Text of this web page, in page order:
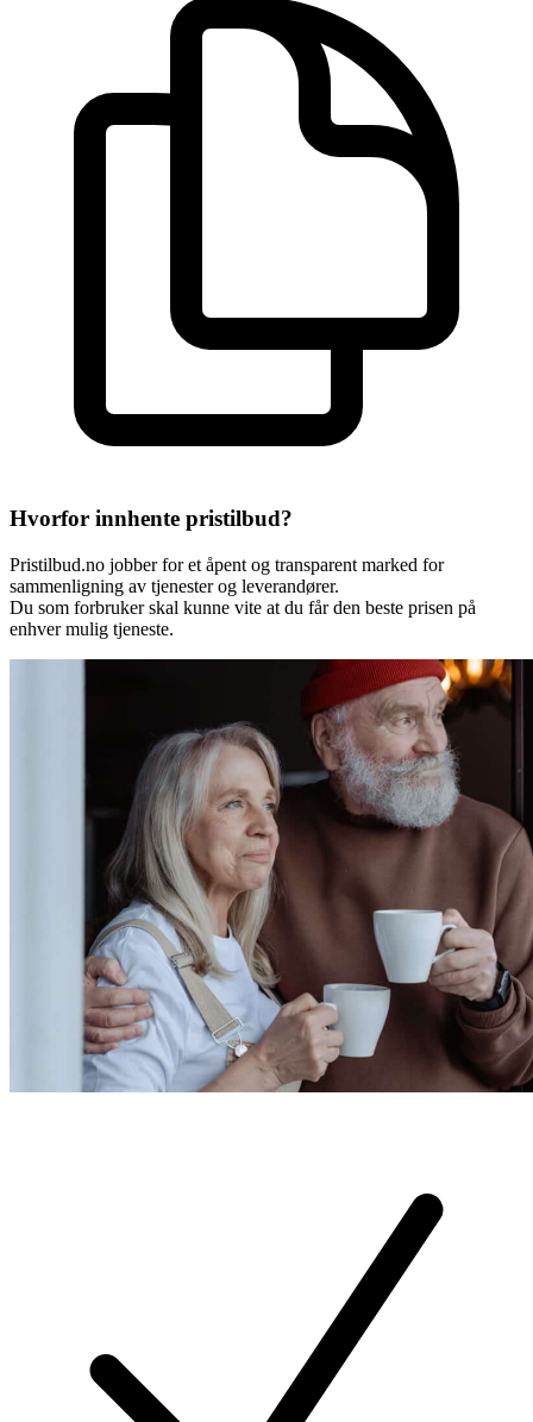
Hvorfor innhente pristilbud?
Pristilbud.no jobber for et åpent og transparent marked for
sammenligning av tjenester og leverandører.
Du som forbruker skal kunne vite at du får den beste prisen på
enhver mulig tjeneste.